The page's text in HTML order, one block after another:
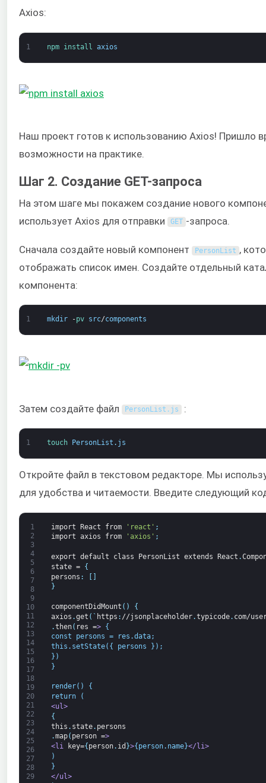
Axios:
1 npm install axios
Наш проект готов к использованию Axios! Пришло
возможности на практике.
Шаг 2. Создание GET-запроса
На этом шаге мы покажем создание нового
использует Axios для отправки
GET -запроса.
Сначала создайте новый компонент PersonList ,
отображать список имен. Создайте отдельный
компонента:
1 mkdir -pv src/components
Затем создайте файл PersonList . js :
1 touch PersonList . js
Откройте файл в текстовом редакторе. Мы
для удобства и читаемости. Введите следующий
1
2
3
4
5
6
7
8
9
10
11
12
13
14
15
16
17
18
19
20
21
22
23
24
25
26
27
28
29
import React from 'react' ;
import axios from 'axios' ;
export default class PersonList extends React .
state =
{
persons : [ ]
}
componentDidMount ( )
{
axios .get ( ` https : //jsonplaceholder.typicode. com/
.then( res => {
const persons = res.data;
this.setState({ persons });
})
}
render() {
return (
<ul>
{
this . state. persons
.map( person =>
<li
key={ person. id }>{person.name}</li>
)
}
</ul>